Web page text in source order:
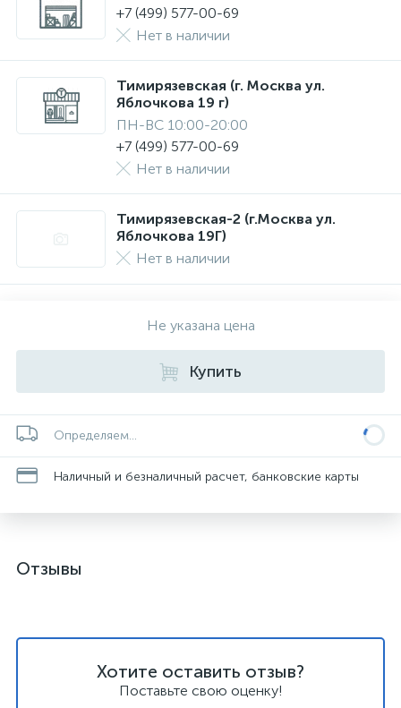
+7 (499) 577-00-69
Нет в наличии
Тимирязевская (г. Москва ул.
Яблочкова 19 г)
ПН-ВС 10:00-20:00
+7 (499) 577-00-69
Нет в наличии
Тимирязевская-2 (г.Москва ул.
Яблочкова 19Г)
Нет в наличии
Не указана цена
Купить
Определяем...
Наличный и безналичный расчет, банковские карты
Отзывы
Хотите оставить отзыв?
Поставьте свою оценку!